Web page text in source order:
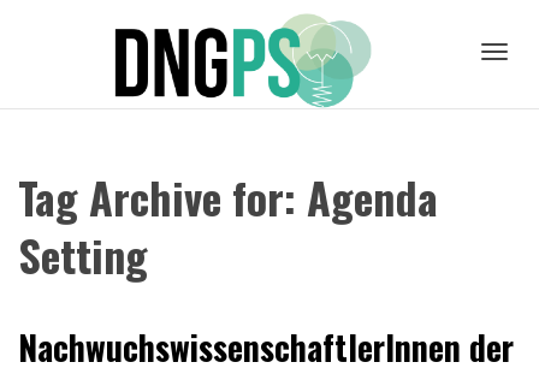
Tag Archive for: Agenda
Setting
NachwuchswissenschaftlerInnen der